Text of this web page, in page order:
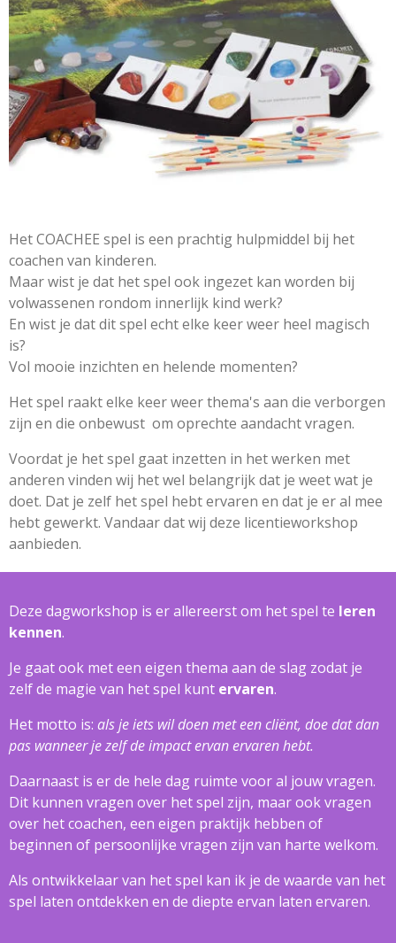
Het COACHEE spel is een prachtig hulpmiddel bij het
coachen van kinderen.
Maar wist je dat het spel ook ingezet kan worden bij
volwassenen rondom innerlijk kind werk?
En wist je dat dit spel echt elke keer weer heel magisch
is?
Vol mooie inzichten en helende momenten?
Het spel raakt elke keer weer thema's aan die verborgen
zijn en die onbewust om oprechte aandacht vragen.
Voordat je het spel gaat inzetten in het werken met
anderen vinden wij het wel belangrijk dat je weet wat je
doet. Dat je zelf het spel hebt ervaren en dat je er al mee
hebt gewerkt. Vandaar dat wij deze licentieworkshop
aanbieden.
Deze dagworkshop is er allereerst om het spel te leren
kennen.
Je gaat ook met een eigen thema aan de slag zodat je
zelf de magie van het spel kunt ervaren.
Het motto is: als je iets wil doen met een cliënt, doe dat dan
pas wanneer je zelf de impact ervan ervaren hebt.
Daarnaast is er de hele dag ruimte voor al jouw vragen.
Dit kunnen vragen over het spel zijn, maar ook vragen
over het coachen, een eigen praktijk hebben of
beginnen of persoonlijke vragen zijn van harte welkom.
Als ontwikkelaar van het spel kan ik je de waarde van het
spel laten ontdekken en de diepte ervan laten ervaren.